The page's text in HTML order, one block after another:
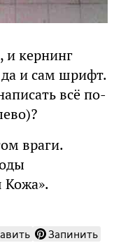
и кернинг
и сам шрифт.
всё по-
враги.
Кожа».
Запинить